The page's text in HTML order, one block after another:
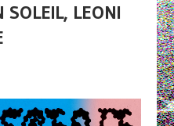
LEONI